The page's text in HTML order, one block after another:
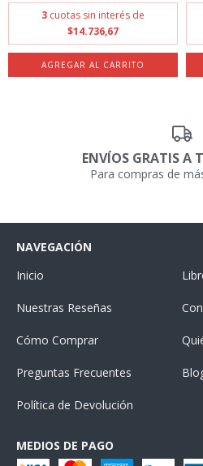
3 cuotas sin interés de
$14.736,67
ENVÍOS GRATIS A
Para compras de
NAVEGACIÓN
Inicio
Nuestras Reseñas
Cómo Comprar
Preguntas Frecuentes
Política de Devolución
MEDIOS DE PAGO